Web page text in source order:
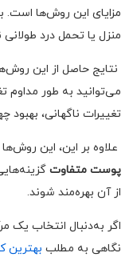
مزایای این روش‌ها است.
منزل یا تحمل درد
نتایج حاصل از این
می‌توانید به طور مداوم
تغییرات ناگهانی، بهبود
علاوه بر این، این
پوست متفاوت
از آن بهره‌مند شوند.
اگر به‌دنبال انتخاب یک
نگاهی به مطلب بهترین